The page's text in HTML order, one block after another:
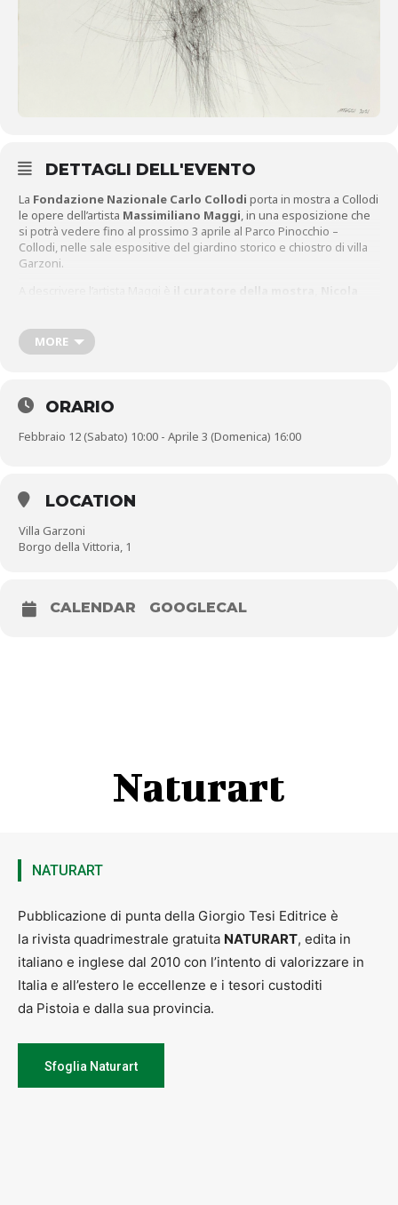
DETTAGLI DELL'EVENTO
La Fondazione Nazionale Carlo Collodi porta in mostra a Collodi
le opere dell’artista Massimiliano Maggi, in una esposizione che
si potrà vedere fino al prossimo 3 aprile al Parco Pinocchio –
Collodi, nelle sale espositive del giardino storico e chiostro di villa
Garzoni.
convenzione d’ordine geometrico. Nemmeno nel senso del mero
piano/superficie o fondo che dir si voglia, sul quale il segno si depositi
Per informazioni:
MORE
ORARIO
Febbraio 12 (Sabato) 10:00 - Aprile 3 (Domenica) 16:00
LOCATION
Villa Garzoni
Borgo della Vittoria, 1
CALENDAR GOOGLECAL
Naturart
NATURART
Pubblicazione di punta della Giorgio Tesi Editrice è
la rivista quadrimestrale gratuita NATURART, edita in
italiano e inglese dal 2010 con l’intento di valorizzare in
Italia e all’estero le eccellenze e i tesori custoditi
da Pistoia e dalla sua provincia.
Sfoglia Naturart